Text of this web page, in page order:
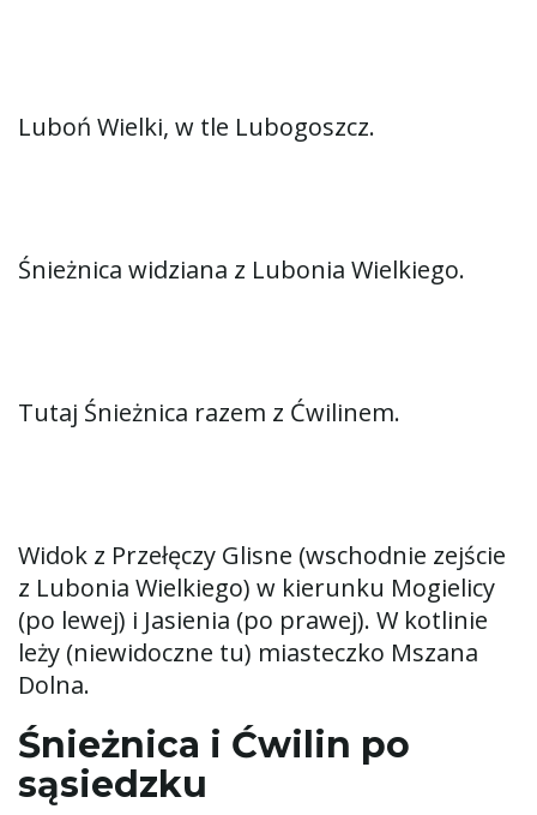
Luboń Wielki, w tle Lubogoszcz.
Śnieżnica widziana z Lubonia Wielkiego.
Tutaj Śnieżnica razem z Ćwilinem.
Widok z Przełęczy Glisne (wschodnie zejście
z Lubonia Wielkiego) w kierunku Mogielicy
(po lewej) i Jasienia (po prawej). W kotlinie
leży (niewidoczne tu) miasteczko Mszana
Dolna.
Śnieżnica i Ćwilin po
sąsiedzku